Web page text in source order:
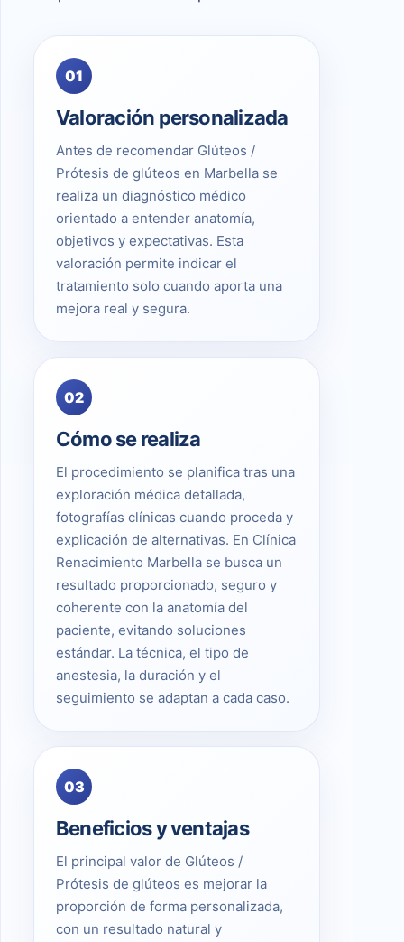
01
Valoración personalizada
Antes de recomendar Glúteos /
Prótesis de glúteos en Marbella se
realiza un diagnóstico médico
orientado a entender anatomía,
objetivos y expectativas. Esta
valoración permite indicar el
tratamiento solo cuando aporta una
mejora real y segura.
02
Cómo se realiza
El procedimiento se planifica tras una
exploración médica detallada,
fotografías clínicas cuando proceda y
explicación de alternativas. En Clínica
Renacimiento Marbella se busca un
resultado proporcionado, seguro y
coherente con la anatomía del
paciente, evitando soluciones
estándar. La técnica, el tipo de
anestesia, la duración y el
seguimiento se adaptan a cada caso.
03
Beneficios y ventajas
El principal valor de Glúteos /
Prótesis de glúteos es mejorar la
proporción de forma personalizada,
con un resultado natural y